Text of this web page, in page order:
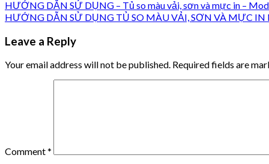
HƯỚNG DẪN SỬ DỤNG – Tủ so màu vải, sơn và mực in –
HƯỚNG DẪN SỬ DỤNG TỦ SO MÀU VẢI, SƠN VÀ MỰC IN
Leave a Reply
Your email address will not be published. Required fields are
Comment*